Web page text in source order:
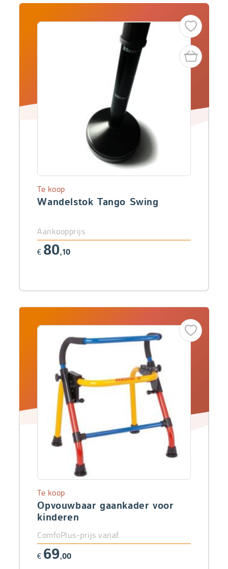
Wandelstok Tango Swing
Te koop
Aankoopprijs
€ 80,10
Opvouwbaar gaankader voor
kinderen
Te koop
ComfoPlus-prijs vanaf
€ 69,00